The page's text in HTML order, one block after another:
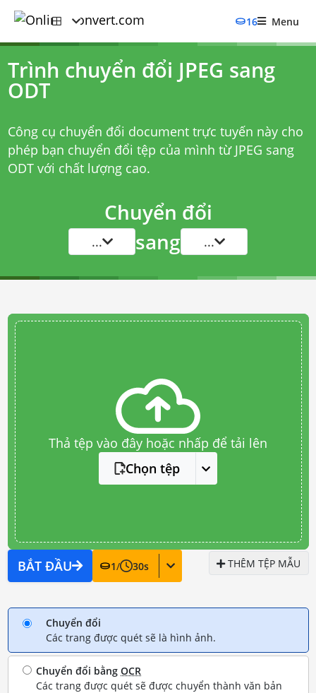
16 Menu
Trình chuyển đổi JPEG sang
ODT
Công cụ chuyển đổi document trực tuyến này cho
phép bạn chuyển đổi tệp của mình từ JPEG sang
ODT với chất lượng cao.
Chuyển đổi
... sang ...
Thả tệp vào đây hoặc nhấp để tải lên
Chọn tệp
BẮT ĐẦU 1/ 30s THÊM TỆP MẪU
Chuyển đổi
Các trang được quét sẽ là hình ảnh.
Chuyển đổi bằngOCR
Các trang được quét sẽ được chuyển thành văn bản